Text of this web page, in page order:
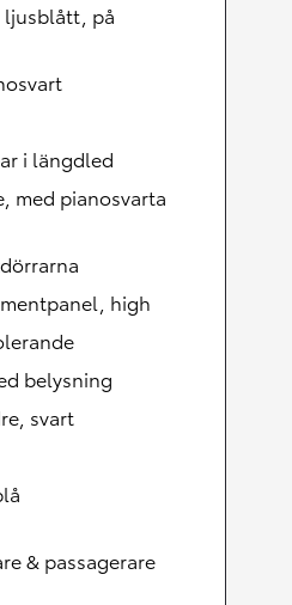
ljusblått, på
i längdled
med pianosvarta
high
belysning
svart
& passagerare